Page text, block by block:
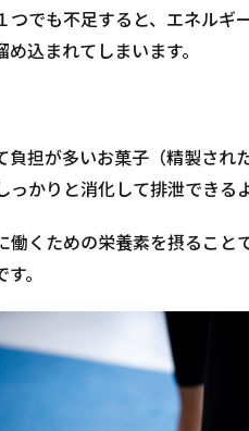
つでも不足すると、エネルギ
め込まれてしまいます。
負担が多いお菓子（精製され
っかりと消化して排泄できる
働くための栄養素を摂ること
。